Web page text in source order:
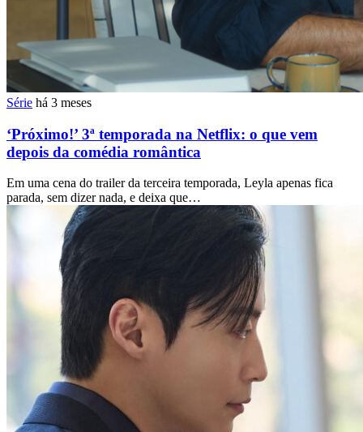
Série há 3 meses
‘Próximo!’ 3ª temporada na Netflix: o que vem
depois da comédia romântica
Em uma cena do trailer da terceira temporada, Leyla apenas fica
parada, sem dizer nada, e deixa que…